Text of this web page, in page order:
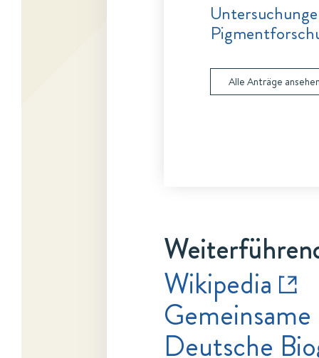
Alle Anträge
Wikipedia
Deutsche